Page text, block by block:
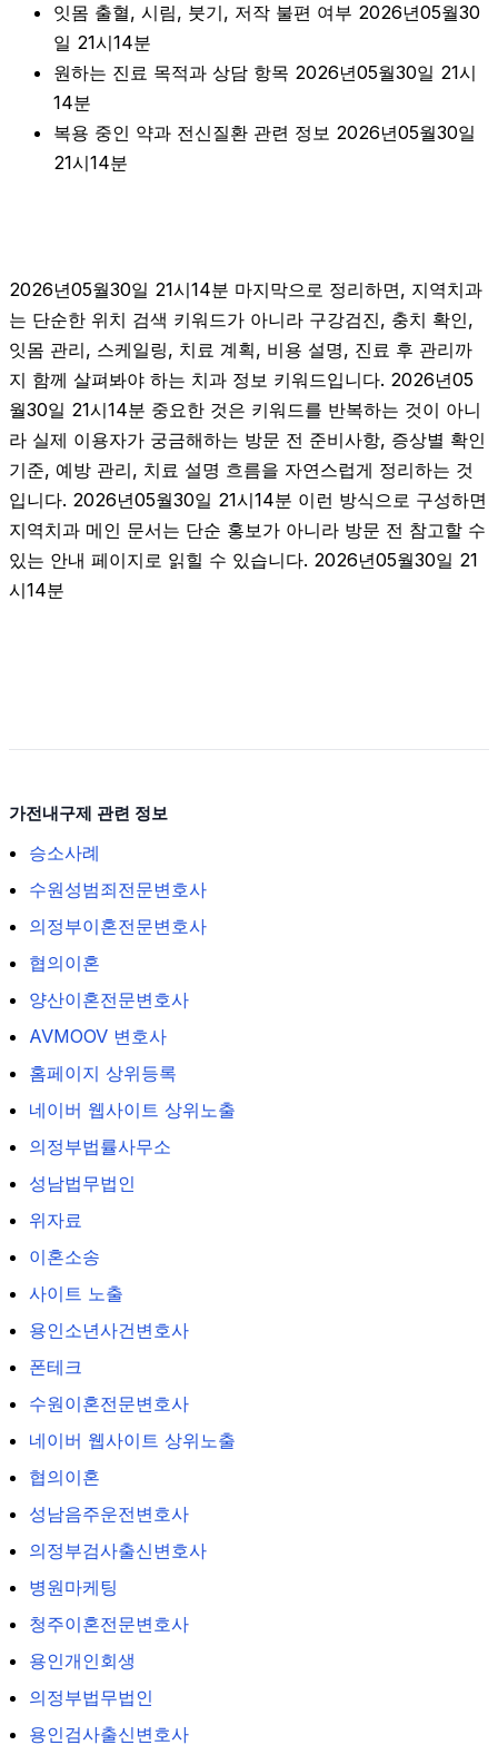
잇몸 출혈, 시림, 붓기, 저작 불편 여부 2026년05월30
일 21시14분
원하는 진료 목적과 상담 항목 2026년05월30일 21시
14분
복용 중인 약과 전신질환 관련 정보 2026년05월30일
21시14분
2026년05월30일 21시14분 마지막으로 정리하면, 지역치과
는 단순한 위치 검색 키워드가 아니라 구강검진, 충치 확인,
잇몸 관리, 스케일링, 치료 계획, 비용 설명, 진료 후 관리까
지 함께 살펴봐야 하는 치과 정보 키워드입니다. 2026년05
월30일 21시14분 중요한 것은 키워드를 반복하는 것이 아니
라 실제 이용자가 궁금해하는 방문 전 준비사항, 증상별 확인
기준, 예방 관리, 치료 설명 흐름을 자연스럽게 정리하는 것
입니다. 2026년05월30일 21시14분 이런 방식으로 구성하면
지역치과 메인 문서는 단순 홍보가 아니라 방문 전 참고할 수
있는 안내 페이지로 읽힐 수 있습니다. 2026년05월30일 21
시14분
가전내구제 관련 정보
승소사례
수원성범죄전문변호사
의정부이혼전문변호사
협의이혼
양산이혼전문변호사
AVMOOV 변호사
홈페이지 상위등록
네이버 웹사이트 상위노출
의정부법률사무소
성남법무법인
위자료
이혼소송
사이트 노출
용인소년사건변호사
폰테크
수원이혼전문변호사
네이버 웹사이트 상위노출
협의이혼
성남음주운전변호사
의정부검사출신변호사
병원마케팅
청주이혼전문변호사
용인개인회생
의정부법무법인
용인검사출신변호사